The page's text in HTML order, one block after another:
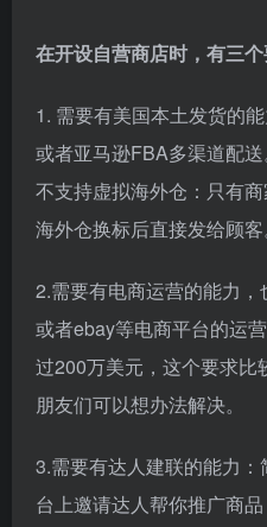
在开设自营商店时，有三个
1. 需要有美国本土发货的
或者亚马逊FBA多渠道配
不支持虚拟海外仓：只有
海外仓换标后直接发给顾客
2.需要有电商运营的能力
或者ebay等电商平台的运
过200万美元，这个要求比
朋友们可以想办法解决。
3.需要有达人建联的能力
台上邀请达人帮你推广商